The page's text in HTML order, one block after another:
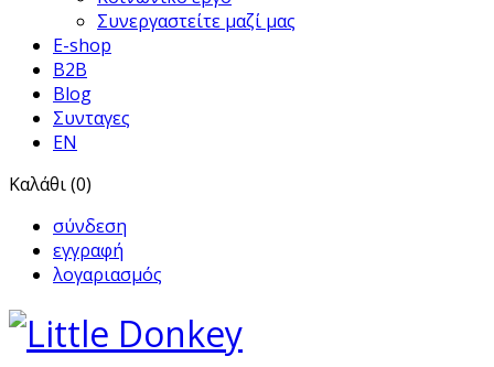
Συνεργαστείτε μαζί μας
E-shop
B2B
Blog
Συνταγες
EN
Καλάθι (0)
σύνδεση
εγγραφή
λογαριασμός